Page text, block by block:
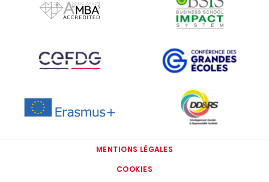
IMAGE
IMAGE
IMAGE IMAGE
MENTIONS LÉGALES
COOKIES